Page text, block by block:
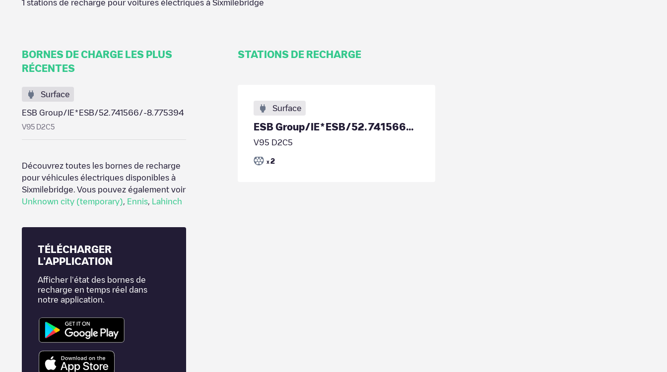
1 stations de recharge pour voitures électriques à Sixmilebridge
BORNES DE CHARGE LES PLUS
RÉCENTES
Surface
ESB Group/IE*ESB/52.741566/-8.775394
V95 D2C5
Découvrez toutes les bornes de recharge
pour véhicules électriques disponibles à
Sixmilebridge . Vous pouvez également voir
Unknown city (temporary)
Ennis Lahinch
TÉLÉCHARGER
L'APPLICATION
Afficher l'état des bornes de
recharge en temps réel dans
notre application.
STATIONS DE RECHARGE
Surface
ESB Group/IE*ESB/52.741566/-8.775394
V95 D2C5
x 2